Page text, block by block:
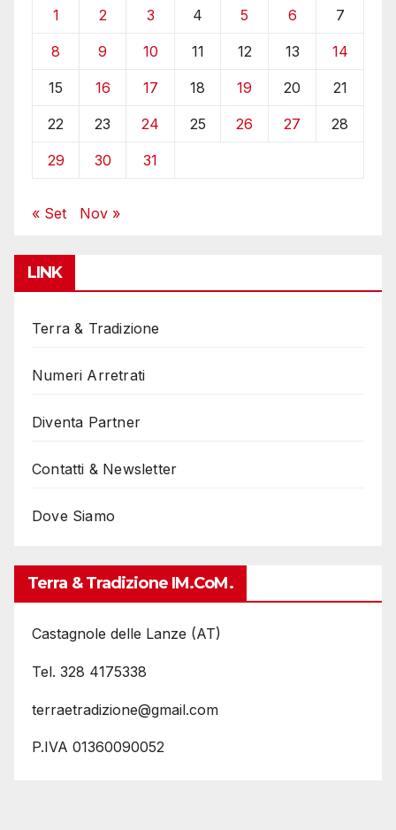
1 2 3 4 5 6 7
8 9 10 11 12 13 14
15 16 17 18 19 20 21
22 23 24 25 26 27 28
29 30 31
« Set Nov »
LINK
Terra & Tradizione
Numeri Arretrati
Diventa Partner
Contatti & Newsletter
Dove Siamo
Terra & Tradizione IM.coM.
Castagnole delle Lanze (AT)
Tel. 328 4175338
terraetradizione@gmail.com
P.IVA 01360090052